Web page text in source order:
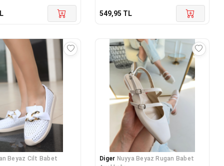
549,95 TL
Beyaz Cilt Babet
Diger Nuyya Beyaz Rugan Babet